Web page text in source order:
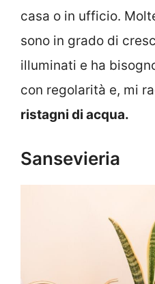
casa o in ufficio.
sono in grado di
illuminati e ha
con regolarità e, mi
ristagni di acqua.
Sansevieria